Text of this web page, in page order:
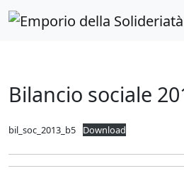
Skip to main content
Bilancio sociale
bil_soc_2013_b5 Download